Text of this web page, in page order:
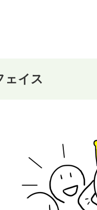
ェイス